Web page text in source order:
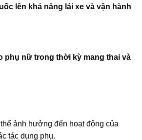
lên khả năng lái xe và vận hành
phụ nữ trong thời kỳ mang thai và
ảnh hưởng đến hoạt động của
tác dụng phụ.